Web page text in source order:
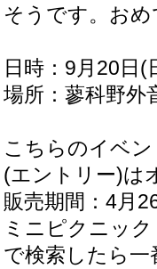
そうです。お
日時：9月20
場所：蓼科野外
こちらのイベ
(エントリー)は
販売期間：4月
ミニピクニッ
で検索したら